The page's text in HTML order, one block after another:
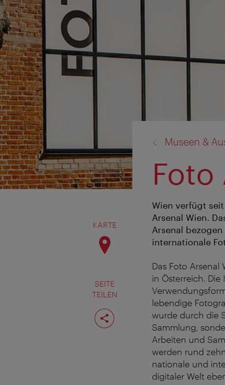
KARTE
SEITE
TEILEN
Seite
teilen
Museen &
Foto
Wien verfügt
Arsenal Wien.
Arsenal
internationale
Das Foto
in Österreich.
lebendige
wurde durch die
Sammlung,
Arbeiten und
werden rund
nationale und
digitaler Welt